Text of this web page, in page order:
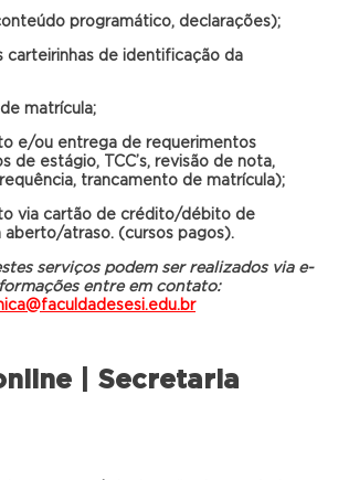
programático, declarações);
carteirinhas de identificação da
matrícula;
e/ou entrega de requerimentos
de estágio, TCC’s, revisão de nota,
trancamento de matrícula);
via cartão de crédito/débito de
aberto/atraso. (cursos pagos).
serviços podem ser realizados via e-
entre em contato:
| Secretaria